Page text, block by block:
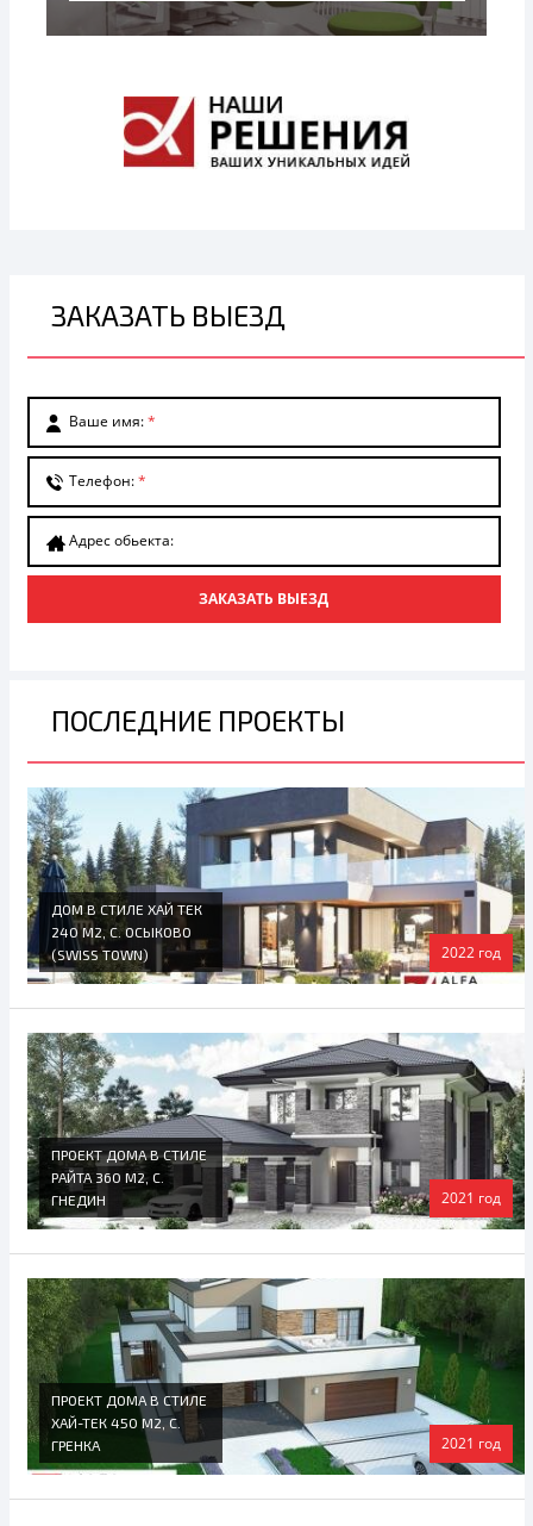
ЗАКАЗАТЬ ВЫЕЗД
Ваше имя:*
Телефон:*
Адрес обьекта:
ЗАКАЗАТЬ ВЫЕЗД
ПОСЛЕДНИЕ ПРОЕКТЫ
ДОМ В СТИЛЕ ХАЙ ТЕК
240 М2, С. ОСЫКОВО
(SWISS TOWN)
2022 год
ПРОЕКТ ДОМА В СТИЛЕ
РАЙТА 360 М2, С.
ГНЕДИН
2021 год
ПРОЕКТ ДОМА В СТИЛЕ
ХАЙ-ТЕК 450 М2, С.
ГРЕНКА
2021 год